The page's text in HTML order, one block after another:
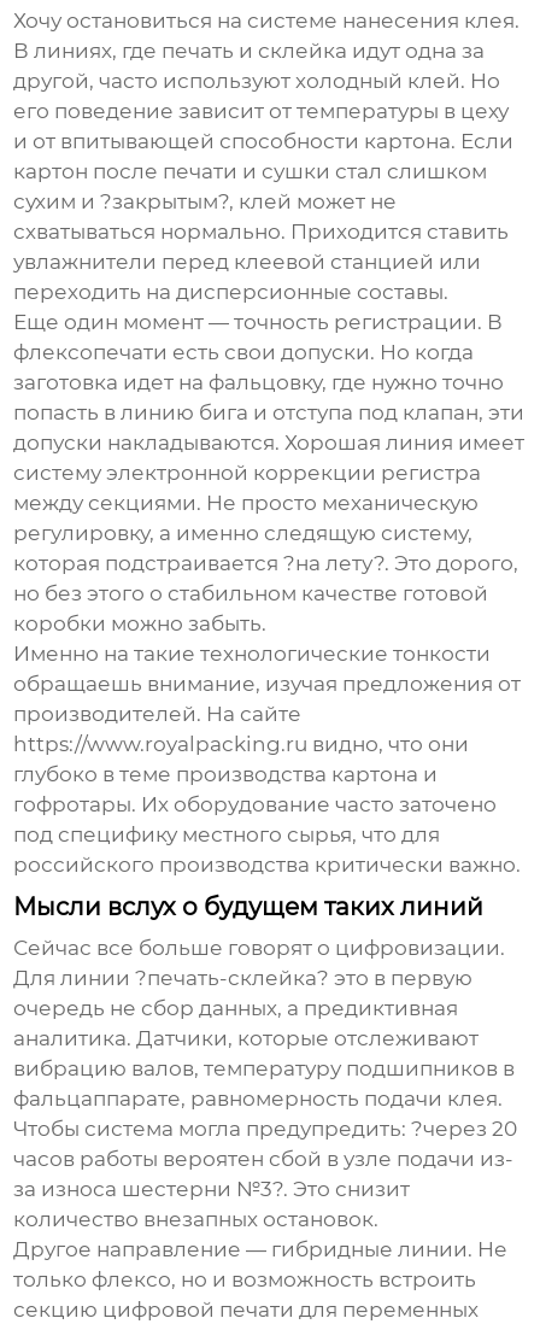
Хочу остановиться на системе нанесения клея.
В линиях, где печать и склейка идут одна за
другой, часто используют холодный клей. Но
его поведение зависит от температуры в цеху
и от впитывающей способности картона. Если
картон после печати и сушки стал слишком
сухим и ?закрытым?, клей может не
схватываться нормально. Приходится ставить
увлажнители перед клеевой станцией или
переходить на дисперсионные составы.
Еще один момент — точность регистрации. В
флексопечати есть свои допуски. Но когда
заготовка идет на фальцовку, где нужно точно
попасть в линию бига и отступа под клапан, эти
допуски накладываются. Хорошая линия имеет
систему электронной коррекции регистра
между секциями. Не просто механическую
регулировку, а именно следящую систему,
которая подстраивается ?на лету?. Это дорого,
но без этого о стабильном качестве готовой
коробки можно забыть.
Именно на такие технологические тонкости
обращаешь внимание, изучая предложения от
производителей. На сайте
https://www.royalpacking.ru видно, что они
глубоко в теме производства картона и
гофротары. Их оборудование часто заточено
под специфику местного сырья, что для
российского производства критически важно.
Мысли вслух о будущем таких линий
Сейчас все больше говорят о цифровизации.
Для линии ?печать-склейка? это в первую
очередь не сбор данных, а предиктивная
аналитика. Датчики, которые отслеживают
вибрацию валов, температуру подшипников в
фальцаппарате, равномерность подачи клея.
Чтобы система могла предупредить: ?через 20
часов работы вероятен сбой в узле подачи из-
за износа шестерни №3?. Это снизит
количество внезапных остановок.
Другое направление — гибридные линии. Не
только флексо, но и возможность встроить
секцию цифровой печати для переменных